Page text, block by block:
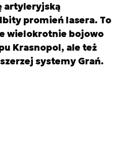
artyleryjską
promień lasera. To
wielokrotnie bojowo
Krasnopol, ale też
systemy Grań.